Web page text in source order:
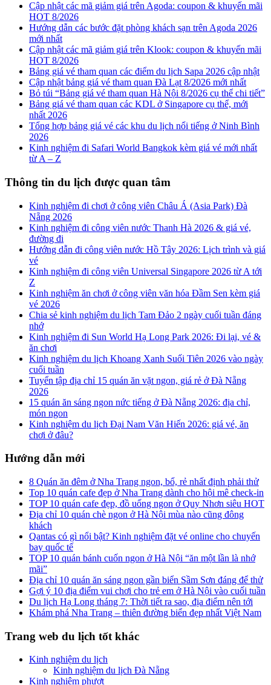
Cập nhật các mã giảm giá trên Agoda: coupon & khuyến mãi
HOT 8/2026
Hướng dẫn các bước đặt phòng khách sạn trên Agoda 2026
mới nhất
Cập nhật các mã giảm giá trên Klook: coupon & khuyến mãi
HOT 8/2026
Bảng giá vé tham quan các điểm du lịch Sapa 2026 cập nhật
Cập nhật bảng giá vé tham quan Đà Lạt 8/2026 mới nhất
Bỏ túi “Bảng giá vé tham quan Hà Nội 8/2026 cụ thể chi tiết”
Bảng giá vé tham quan các KDL ở Singapore cụ thể, mới
nhất 2026
Tổng hợp bảng giá vé các khu du lịch nổi tiếng ở Ninh Bình
2026
Kinh nghiệm đi Safari World Bangkok kèm giá vé mới nhất
từ A – Z
Thông tin du lịch được quan tâm
Kinh nghiệm đi chơi ở công viên Châu Á (Asia Park) Đà
Nẵng 2026
Kinh nghiệm đi công viên nước Thanh Hà 2026 & giá vé,
đường đi
Hướng dẫn đi công viên nước Hồ Tây 2026: Lịch trình và giá
vé
Kinh nghiệm đi công viên Universal Singapore 2026 từ A tới
Z
Kinh nghiệm ăn chơi ở công viên văn hóa Đầm Sen kèm giá
vé 2026
Chia sẻ kinh nghiệm du lịch Tam Đảo 2 ngày cuối tuần đáng
nhớ
Kinh nghiệm đi Sun World Hạ Long Park 2026: Đi lại, vé &
ăn chơi
Kinh nghiệm du lịch Khoang Xanh Suối Tiên 2026 vào ngày
cuối tuần
Tuyển tập địa chỉ 15 quán ăn vặt ngon, giá rẻ ở Đà Nẵng
2026
15 quán ăn sáng ngon nức tiếng ở Đà Nẵng 2026: địa chỉ,
món ngon
Kinh nghiệm du lịch Đại Nam Văn Hiến 2026: giá vé, ăn
chơi ở đâu?
Hướng dẫn mới
8 Quán ăn đêm ở Nha Trang ngon, bổ, rẻ nhất định phải thử
Top 10 quán cafe đẹp ở Nha Trang dành cho hội mê check-in
TOP 10 quán cafe đẹp, đồ uống ngon ở Quy Nhơn siêu HOT
Địa chỉ 10 quán chè ngon ở Hà Nội mùa nào cũng đông
khách
Qantas có gì nổi bật? Kinh nghiệm đặt vé online cho chuyến
bay quốc tế
TOP 10 quán bánh cuốn ngon ở Hà Nội “ăn một lần là nhớ
mãi”
Địa chỉ 10 quán ăn sáng ngon gần biển Sầm Sơn đáng để thử
Gợi ý 10 địa điểm vui chơi cho trẻ em ở Hà Nội vào cuối tuần
Du lịch Hạ Long tháng 7: Thời tiết ra sao, địa điểm nên tới
Khám phá Nha Trang – thiên đường biển đẹp nhất Việt Nam
Trang web du lịch tốt khác
Kinh nghiệm du lịch
Kinh nghiệm du lịch Đà Nẵng
Kinh nghiệm phượt